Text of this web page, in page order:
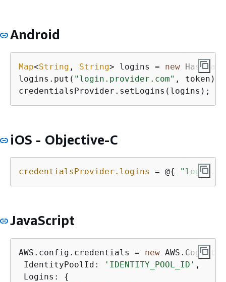
Android
Map<String , String> logins = new HashMap<
logins.put( "login.provider.com" , token);
credentialsProvider.setLogins(logins);
iOS - Objective-C
credentialsProvider.logins = @{
JavaScript
AWS.config.credentials = new
IdentityPoolId:
'IDENTITY_POOL_ID' ,
Logins: {